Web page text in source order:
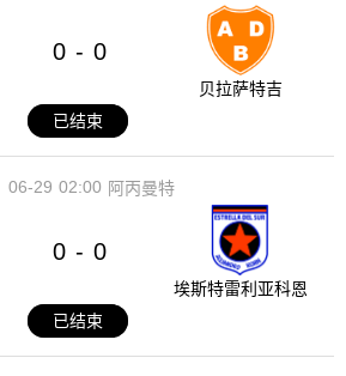
0 - 0
贝拉萨特吉
已结束
02:00
06-29 阿丙曼特
0 - 0
埃斯特雷利亚科恩
已结束